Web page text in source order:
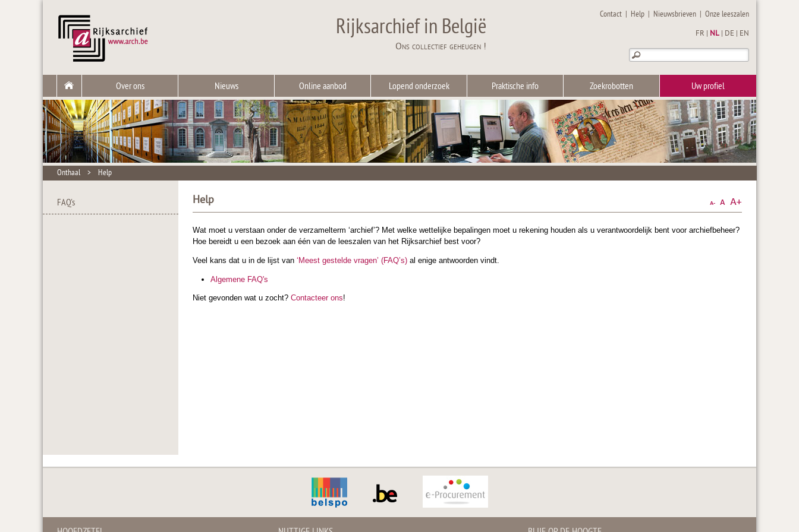
Rijksarchief in België
Ons collectief geheugen !
Contact | Help | Nieuwsbrieven |Onze leeszalen
FR NL DE EN
Over ons Nieuws Online aanbod Lopend onderzoek Praktische info Zoekrobotten Uw profiel
Onthaal > Help
FAQ's Help
Wat moet u verstaan onder de verzamelterm ‘archief’? Met welke wettelijke bepalingen moet u rekening houden als u verantwoordelijk bent voor archiefbeheer?
Hoe bereidt u een bezoek aan één van de leeszalen van het Rijksarchief best voor?
Veel kans dat u in de lijst van ‘Meest gestelde vragen’ (FAQ’s) al enige antwoorden vindt.
Algemene FAQ's
Niet gevonden wat u zocht? Contacteer ons!